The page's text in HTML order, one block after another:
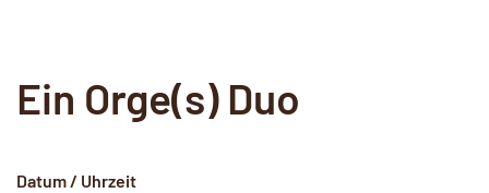
Ein Orge(s) Duo
Datum / Uhrzeit